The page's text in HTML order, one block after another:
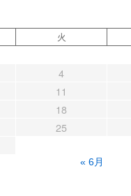
火
4
11
18
25
« 6月